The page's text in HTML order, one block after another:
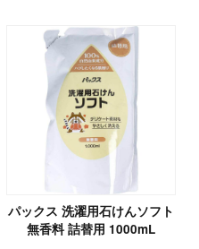
パックス 洗濯用石けんソフト
無香料 詰替用 1000mL